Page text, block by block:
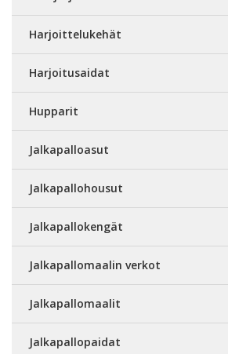
Harjoittelukehät
Harjoitusaidat
Hupparit
Jalkapalloasut
Jalkapallohousut
Jalkapallokengät
Jalkapallomaalin verkot
Jalkapallomaalit
Jalkapallopaidat